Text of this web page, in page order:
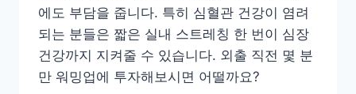
에도 부담을 줍니다. 특히 심혈관 건강이 염려
되는 분들은 짧은 실내 스트레칭 한 번이 심장
건강까지 지켜줄 수 있습니다. 외출 직전 몇 분
만 워밍업에 투자해보시면 어떨까요?